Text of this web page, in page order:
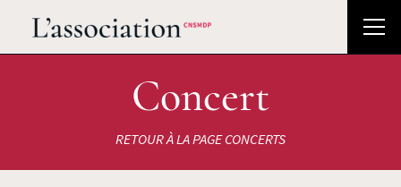
Concert
RETOUR À LA PAGE CONCERTS